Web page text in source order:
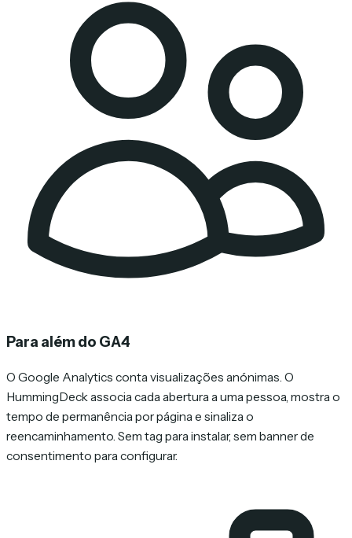
Para além do GA4
O Google Analytics conta visualizações anónimas. O
HummingDeck associa cada abertura a uma pessoa, mostra o
tempo de permanência por página e sinaliza o
reencaminhamento. Sem tag para instalar, sem banner de
consentimento para configurar.